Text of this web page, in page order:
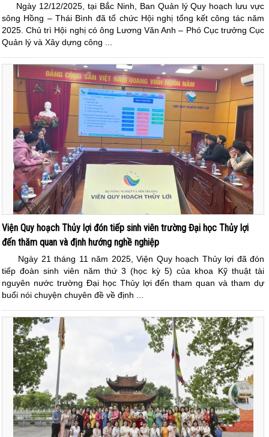
Ngày 12/12/2025, tại Bắc Ninh, Ban Quản lý Quy hoạch lưu vực
sông Hồng – Thái Bình đã tổ chức Hội nghị tổng kết công tác năm
2025. Chủ trì Hội nghị có ông Lương Văn Anh – Phó Cục trưởng Cục
Quản lý và Xây dựng công ...
Viện Quy hoạch Thủy lợi đón tiếp sinh viên trường Đại học Thủy lợi
đến thăm quan và định hướng nghề nghiệp
Ngày 21 tháng 11 năm 2025, Viện Quy hoạch Thủy lợi đã đón
tiếp đoàn sinh viên năm thứ 3 (học kỳ 5) của khoa Kỹ thuật tài
nguyên nước trường Đại học Thủy lợi đến tham quan và tham dự
buổi nói chuyện chuyên đề về định ...